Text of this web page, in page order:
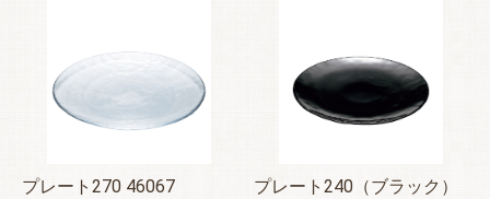
プレート270 46067
プレート240（ブラック）